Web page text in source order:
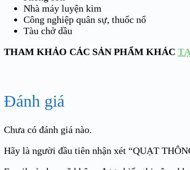
Nhà máy luyện kim
Công nghiệp quân sự, thuốc nổ
Tàu chở dầu
THAM KHẢO CÁC SẢN PHẨM KHÁC
Đánh giá
Chưa có đánh giá nào.
Hãy là người đầu tiên nhận xét “QUẠT